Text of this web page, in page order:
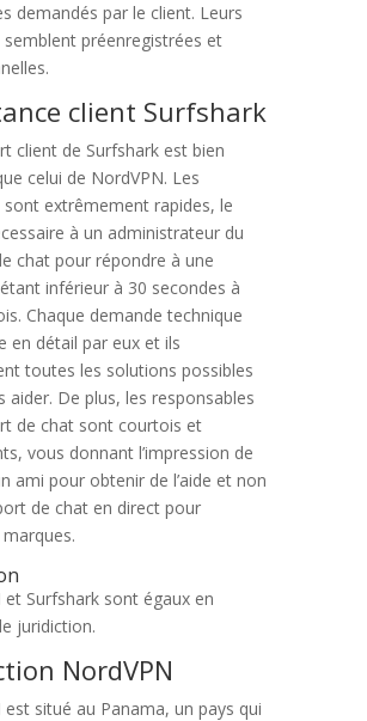
demandés par le client. Leurs
préenregistrées et
client Surfshark
client de Surfshark est bien
celui de NordVPN. Les
sont extrêmement rapides, le
à un administrateur du
chat pour répondre à une
inférieur à 30 secondes à
Chaque demande technique
en détail par eux et ils
toutes les solutions possibles
aider. De plus, les responsables
de chat sont courtois et
vous donnant l’impression de
ami pour obtenir de l’aide et non
de chat en direct pour
et Surfshark sont égaux en
juridiction.
NordVPN
est situé au Panama, un pays qui